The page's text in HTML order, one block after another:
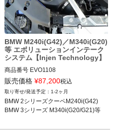
BMW M240i(G42)／M340i(G20)
等 エボリューションインテーク
システム【Injen Technology】
商品番号 EVO1108
EVO1108
〇BMW
2シリーズクーぺ(G42) M240i xDrive 2
1-
販売価格 ¥87,200税込
1-2ヶ月
BMW 2シリーズクーペM240i(G42)
BMW 3シリーズ M340i(G20/G21)等